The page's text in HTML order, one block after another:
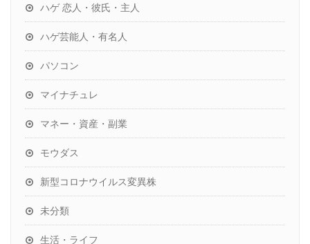
ハゲ 恋人・彼氏・主人
ハゲ芸能人・有名人
パソコン
マイナチュレ
マネー・資産・副業
モウダス
新型コロナウイルス変異株
未分類
生活・ライフ